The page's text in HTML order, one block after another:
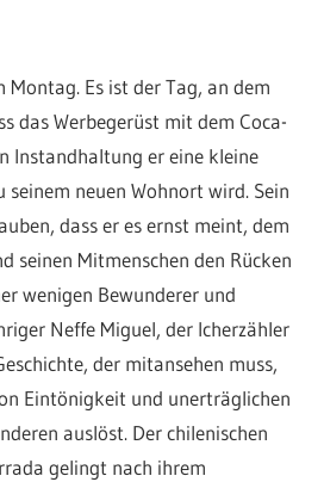
Montag. Es ist der Tag, an dem
das Werbegerüst mit dem Coca-
Instandhaltung er eine kleine
seinem neuen Wohnort wird. Sein
dass er es ernst meint, dem
seinen Mitmenschen den Rücken
wenigen Bewunderer und
Neffe Miguel, der Icherzähler
der mitansehen muss,
Eintönigkeit und unerträglichen
auslöst. Der chilenischen
gelingt nach ihrem